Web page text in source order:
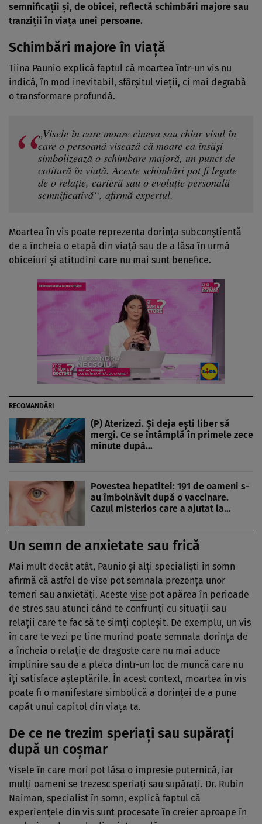
semnificații și, de obicei, reflectă schimbări majore sau
tranziții în viața unei persoane.
Schimbări majore în viață
Tiina Paunio explică faptul că moartea într-un vis nu
indică, în mod inevitabil, sfârșitul vieții, ci mai degrabă
o transformare profundă.
„Visele în care moare cineva sau chiar visul în
care o persoană visează că moare ea însăși
simbolizează o schimbare majoră, un punct de
cotitură în viață. Aceste schimbări pot fi legate
de o relație, carieră sau o evoluție personală
semnificativă“, afirmă expertul.
Moartea în vis poate reprezenta dorința subconștientă
de a încheia o etapă din viață sau de a lăsa în urmă
obiceiuri și atitudini care nu mai sunt benefice.
RECOMANDĂRI
(P) Aterizezi. Și deja ești liber să
mergi. Ce se întâmplă în primele zece
minute după…
Povestea hepatitei: 191 de oameni s-
au îmbolnăvit după o vaccinare.
Cazul misterios care a ajutat la…
Un semn de anxietate sau frică
Mai mult decât atât, Paunio și alți specialiști în somn
afirmă că astfel de vise pot semnala prezența unor
temeri sau anxietăți. Aceste vise pot apărea în perioade
de stres sau atunci când te confrunți cu situații sau
relații care te fac să te simți copleșit. De exemplu, un vis
în care te vezi pe tine murind poate semnala dorința de
a încheia o relație de dragoste care nu mai aduce
împlinire sau de a pleca dintr-un loc de muncă care nu
îți satisface așteptările. În acest context, moartea în vis
poate fi o manifestare simbolică a dorinței de a pune
capăt unui capitol din viața ta.
De ce ne trezim speriați sau supărați
după un coșmar
Visele în care mori pot lăsa o impresie puternică, iar
mulți oameni se trezesc speriați sau supărați. Dr. Rubin
Naiman, specialist în somn, explică faptul că
experiențele din vis sunt procesate în creier aproape în